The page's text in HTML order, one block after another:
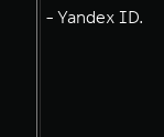
- Yandex ID.